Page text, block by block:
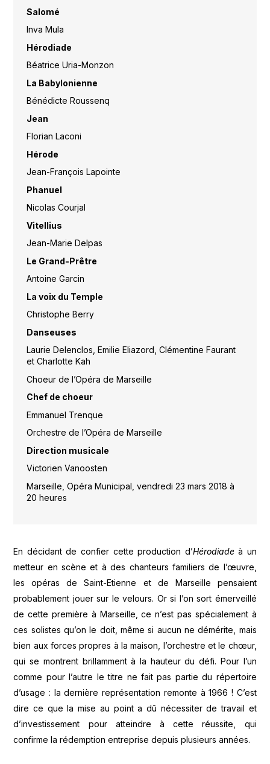
Salomé
Inva Mula
Hérodiade
Béatrice Uria-Monzon
La Babylonienne
Bénédicte Roussenq
Jean
Florian Laconi
Hérode
Jean-François Lapointe
Phanuel
Nicolas Courjal
Vitellius
Jean-Marie Delpas
Le Grand-Prêtre
Antoine Garcin
La voix du Temple
Christophe Berry
Danseuses
Laurie Delenclos, Emilie Eliazord, Clémentine Faurant
et Charlotte Kah
Choeur de l’Opéra de Marseille
Chef de choeur
Emmanuel Trenque
Orchestre de l’Opéra de Marseille
Direction musicale
Victorien Vanoosten
Marseille, Opéra Municipal, vendredi 23 mars 2018 à
20 heures
En décidant de confier cette production d’Hérodiadeà un
metteur en scène et à des chanteurs familiers de l’œuvre,
les opéras de Saint-Etienne et de Marseille pensaient
probablement jouer sur le velours. Or si l’on sort émerveillé
de cette première à Marseille, ce n’est pas spécialement à
ces solistes qu’on le doit, même si aucun ne démérite, mais
bien aux forces propres à la maison, l’orchestre et le chœur,
qui se montrent brillamment à la hauteur du défi. Pour l’un
comme pour l’autre le titre ne fait pas partie du répertoire
d’usage : la dernière représentation remonte à 1966 ! C’est
dire ce que la mise au point a dû nécessiter de travail et
d’investissement pour atteindre à cette réussite, qui
confirme la rédemption entreprise depuis plusieurs années.